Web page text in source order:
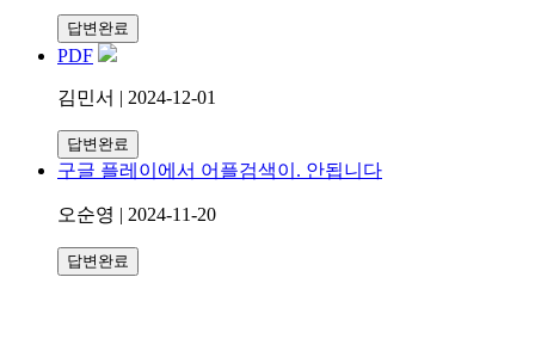
답변완료
PDF
김민서 | 2024-12-01
답변완료
구글 플레이에서 어플검색이. 안됩니다
오순영 | 2024-11-20
답변완료